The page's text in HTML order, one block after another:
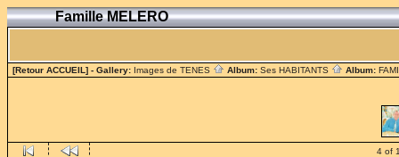
Famille MELERO
[Retour ACCUEIL] - Gallery: Images de TENES Album: Ses HABITANTS Album:
4 of